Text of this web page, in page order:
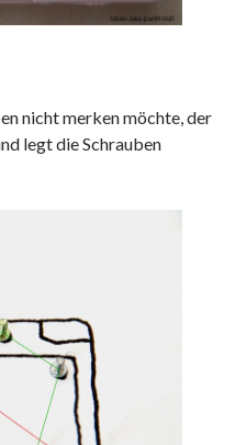
nicht merken möchte, der
legt die Schrauben